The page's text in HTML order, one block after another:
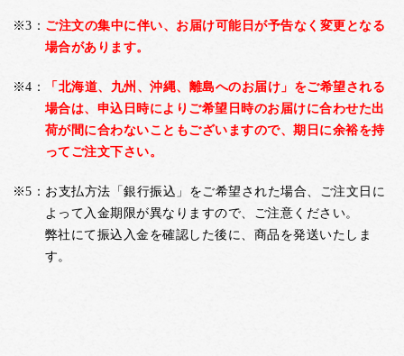
※3： ご注文の集中に伴い、お届け可能日が予告なく変更となる
場合があります。
※4：
「北海道、九州、沖縄、離島へのお届け」をご希望される
場合は、申込日時によりご希望日時のお届けに合わせた出
荷が間に合わないこともございますので、期日に余裕を持
ってご注文下さい。
※5：お支払方法「銀行振込」をご希望された場合、ご注文日に
よって入金期限が異なりますので、ご注意ください。
弊社にて振込入金を確認した後に、商品を発送いたしま
す。